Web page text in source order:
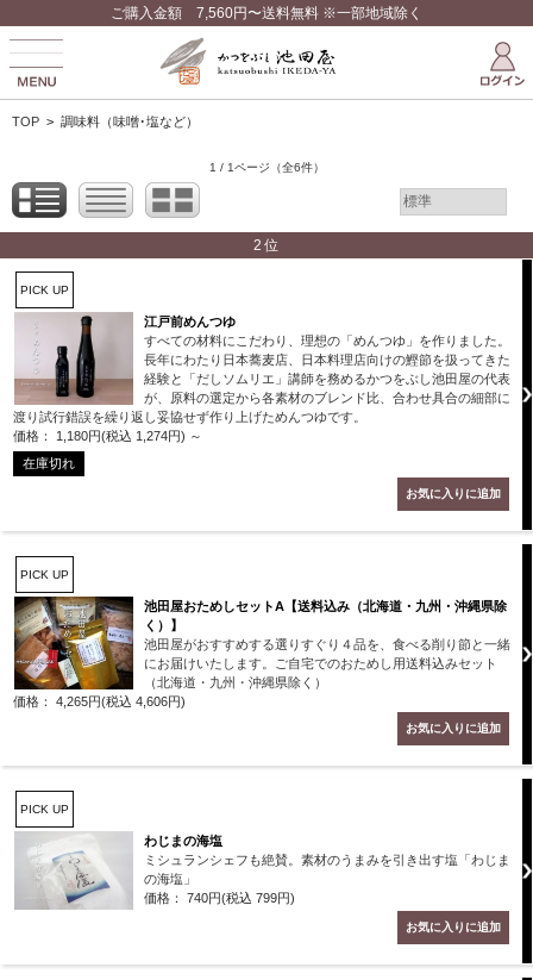
ご購入金額 7,560円〜送料無料 ※一部地域除く
TOP > 調味料（味噌･塩など）
1 / 1ページ （全6件）
2位
PICK UP
江戸前めんつゆ
すべての材料にこだわり、理想の「めんつゆ」を作りました。
長年にわたり日本蕎麦店、日本料理店向けの鰹節を扱ってきた
経験と「だしソムリエ」講師を務めるかつをぶし池田屋の代表
が、原料の選定から各素材のブレンド比、合わせ具合の細部に
渡り試行錯誤を繰り返し妥協せず作り上げためんつゆです。
価格： 1,180円(税込 1,274円) ～
在庫切れ
PICK UP
池田屋おためしセットA【送料込み（北海道・九州・沖縄県除
く）】
池田屋がおすすめする選りすぐり４品を、食べる削り節と一緒
にお届けいたします。ご自宅でのおためし用送料込みセット
（北海道・九州・沖縄県除く）
価格： 4,265円(税込 4,606円)
PICK UP
わじまの海塩
ミシュランシェフも絶賛。素材のうまみを引き出す塩「わじま
の海塩」
価格： 740円(税込 799円)